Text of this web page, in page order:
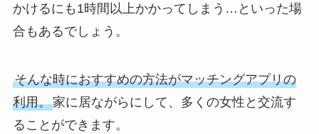
かけるにも1時間以上かかってしまう…といった場
合もあるでしょう。
そんな時におすすめの方法がマッチングアプリの
利用。家に居ながらにして、多くの女性と交流す
ることができます。